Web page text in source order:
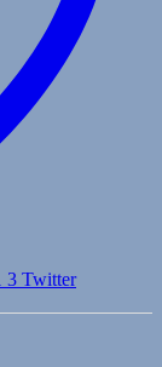
3 Twitter